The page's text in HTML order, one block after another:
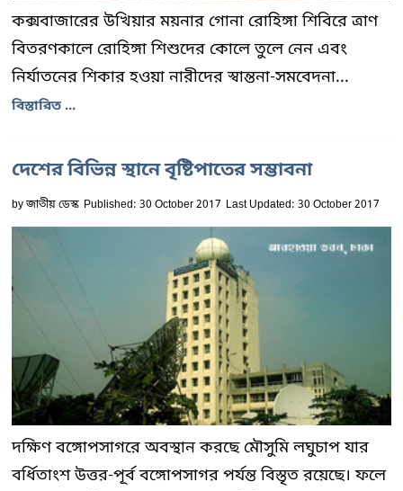
কক্সবাজারের উখিয়ার ময়নার গোনা রোহিঙ্গা শিবিরে ত্রাণ
বিতরণকালে রোহিঙ্গা শিশুদের কোলে তুলে নেন এবং
নির্যাতনের শিকার হওয়া নারীদের স্বান্তনা-সমবেদনা...
বিস্তারিত ...
দেশের বিভিন্ন স্থানে বৃষ্টিপাতের সম্ভাবনা
byজাতীয় ডেস্ক Published: 30 October 2017 Last Updated: 30 October 2017
দক্ষিণ বঙ্গোপসাগরে অবস্থান করছে মৌসুমি লঘুচাপ যার
বর্ধিতাংশ উত্তর-পূর্ব বঙ্গোপসাগর পর্যন্ত বিস্তৃত রয়েছে। ফলে